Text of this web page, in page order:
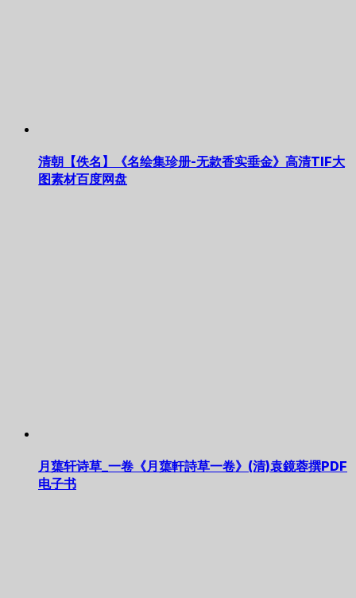
清朝【佚名】《名绘集珍册-无款香实垂金》高清TIF大
图素材百度网盘
月蕖轩诗草_一卷《月蕖軒詩草一卷》(清)袁鏡蓉撰PDF
电子书